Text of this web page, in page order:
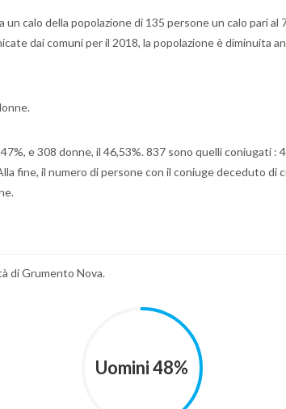
calo della popolazione di 135 persone un calo pari al
dai comuni per il 2018, la popolazione è diminuita
e 308 donne, il 46,53%. 837 sono quelli coniugati :
fine, il numero di persone con il coniuge deceduto di
di Grumento Nova.
Uomini 48%